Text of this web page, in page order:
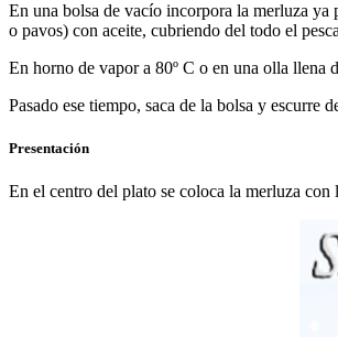
En una bolsa de vacío incorpora la merluza ya
o pavos) con aceite, cubriendo del todo el
En horno de vapor a 80º C o en una olla llena
Pasado ese tiempo, saca de la bolsa y escurre
Presentación
En el centro del plato se coloca la merluza con